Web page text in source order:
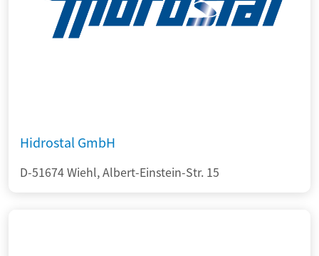
Hidrostal GmbH
D-51674 Wiehl, Albert-Einstein-Str. 15